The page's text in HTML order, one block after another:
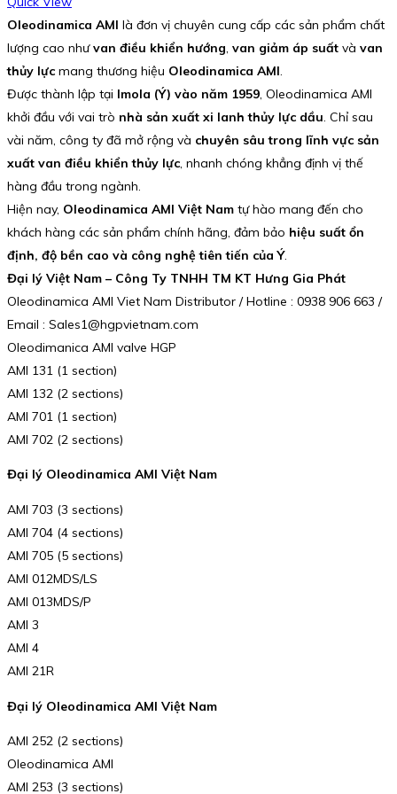
Oleodinamica AMI là đơn vị chuyên cung cấp các sản phẩm chất
lượng cao nhưvan điều khiển hướng, van giảm áp suất và van
thủy lực mang thương hiệu Oleodinamica AMI.
Được thành lập tại Imola (Ý) vào năm 1959, Oleodinamica AMI
khởi đầu với vai trò nhà sản xuất xi lanh thủy lực dầu. Chỉ sau
vài năm, công ty đã mở rộng và chuyên sâu trong lĩnh vực sản
xuất van điều khiển thủy lực, nhanh chóng khẳng định vị thế
hàng đầu trong ngành.
Hiện nay, Oleodinamica AMI Việt Nam tự hào mang đến cho
khách hàng các sản phẩm chính hãng, đảm bảo hiệu suất ổn
định, độ bền cao và công nghệ tiên tiến của Ý.
Đại lý Việt Nam – Công Ty TNHH TM KT Hưng Gia Phát
Oleodinamica AMI Viet Nam Distributor / Hotline : 0938 906 663 /
Email : Sales1@hgpvietnam.com
Oleodimanica AMI valve HGP
AMI 131 (1 section)
AMI 132 (2 sections)
AMI 701 (1 section)
AMI 702 (2 sections)
Đại lý Oleodinamica AMI Việt Nam
AMI 703 (3 sections)
AMI 704 (4 sections)
AMI 705 (5 sections)
AMI 012MDS/LS
AMI 013MDS/P
AMI 3
AMI 4
AMI 21R
Đại lý Oleodinamica AMI Việt Nam
AMI 252 (2 sections)
Oleodinamica AMI
AMI 253 (3 sections)